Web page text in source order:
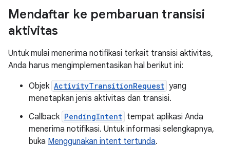
Mendaftar ke pembaruan transisi
aktivitas
Untuk mulai menerima notifikasi terkait transisi aktivitas,
Anda harus mengimplementasikan hal berikut ini:
Objek ActivityTransitionRequest yang
menetapkan jenis aktivitas dan transisi.
Callback PendingIntent tempat aplikasi Anda
menerima notifikasi. Untuk informasi selengkapnya,
buka Menggunakan intent tertunda.